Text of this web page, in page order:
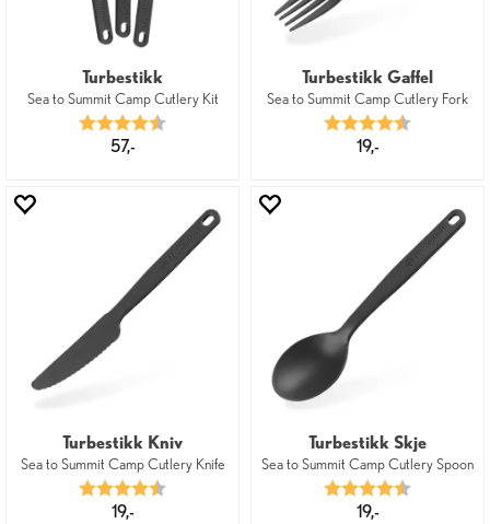
Turbestikk
Sea to Summit Camp Cutlery Kit
Karakter:
57,-
Turbestikk Gaffel
Sea to Summit Camp Cutlery Fork
Karakter:
19,-
Turbestikk Kniv
Sea to Summit Camp Cutlery Knife
Karakter:
19,-
Turbestikk Skje
Sea to Summit Camp Cutlery Spoon
Karakter:
19,-